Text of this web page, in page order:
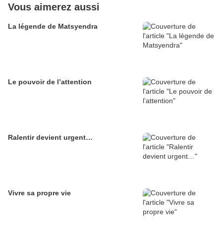
Vous aimerez aussi
La légende de Matsyendra
Le pouvoir de l’attention
Ralentir devient urgent…
Vivre sa propre vie